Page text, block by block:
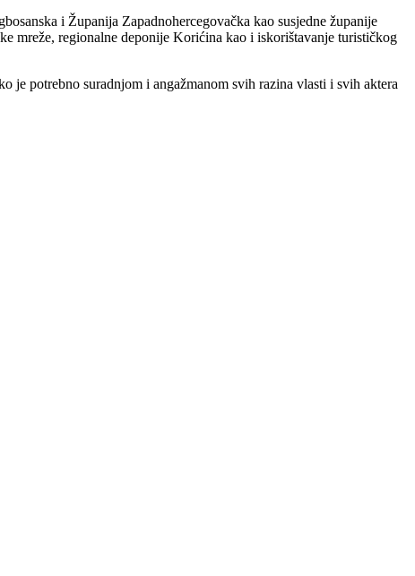
i Županija Zapadnohercegovačka kao susjedne županije
mreže, regionalne deponije Korićina kao i iskorištavanje turističkog
je potrebno suradnjom i angažmanom svih razina vlasti i svih aktera